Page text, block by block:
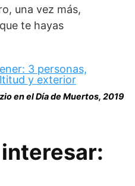
una vez más,
te hayas
en el Día de Muertos, 2019